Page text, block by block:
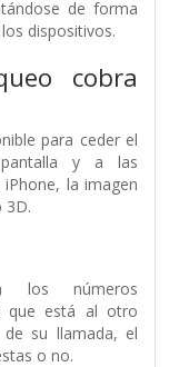
de forma
dispositivos.
cobra
para ceder el
y a las
la imagen
3D.
a los números
que está al otro
su llamada, el
o no.